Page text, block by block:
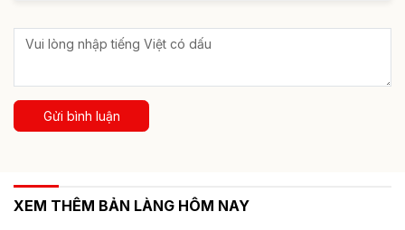
Gửi bình luận
XEM THÊM BẢN LÀNG HÔM NAY